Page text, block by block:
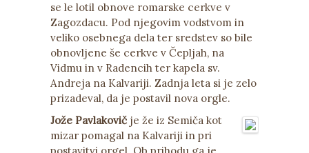
se le lotil obnove romarske cerkve v
Zagozdacu. Pod njegovim vodstvom in
veliko osebnega dela ter sredstev so bile
obnovljene še cerkve v Čepljah, na
Vidmu in v Radencih ter kapela sv.
Andreja na Kalvariji. Zadnja leta si je zelo
prizadeval, da je postavil nova orgle.
Jože Pavlakovič je že iz Semiča kot
mizar pomagal na Kalvariji in pri